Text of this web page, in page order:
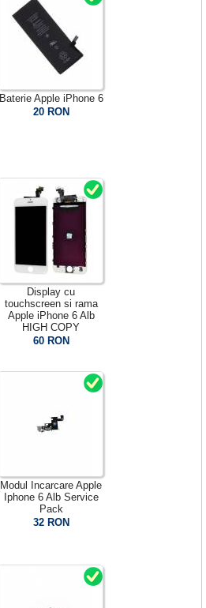
Baterie Apple iPhone 6
20 RON
Display cu
touchscreen si rama
Apple iPhone 6 Alb
HIGH COPY
60 RON
Modul Incarcare Apple
Iphone 6 Alb Service
Pack
32 RON